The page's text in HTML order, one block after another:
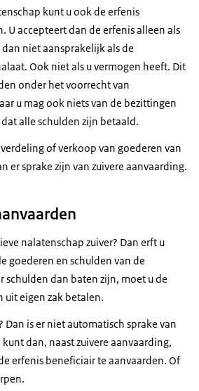
kunt u ook de erfenis
U accepteert dan de erfenis alleen als
niet aansprakelijk als de
Ook niet als u vermogen heeft. Dit
onder het voorrecht van
u mag ook niets van de bezittingen
alle schulden zijn betaald.
of verkoop van goederen van
er sprake zijn van zuivere aanvaarding.
nalatenschap zuiver? Dan erft u
goederen en schulden van de
schulden dan baten zijn, moet u de
uit eigen zak betalen.
Dan is er niet automatisch sprake van
dan, naast zuivere aanvaarding,
erfenis beneficiair te aanvaarden. Of